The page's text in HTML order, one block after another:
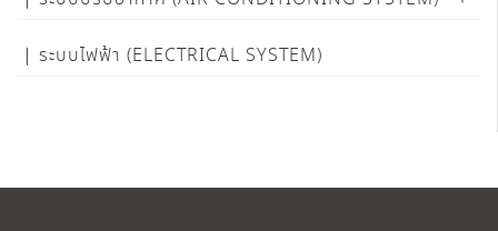
ระบบไฟฟ้า (ELECTRICAL SYSTEM)